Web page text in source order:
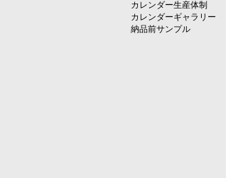
カレンダー生産体制
カレンダーギャラリー
納品前サンプル